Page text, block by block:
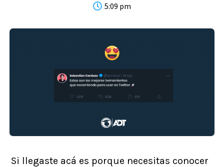
5:09 pm
Si llegaste acá es porque necesitas conocer